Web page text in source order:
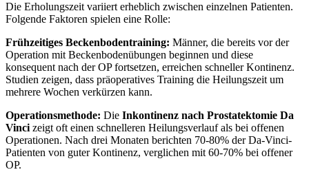
Die Erholungszeit variiert erheblich zwischen einzelnen Patienten.
Folgende Faktoren spielen eine Rolle:
Frühzeitiges Beckenbodentraining: Männer, die bereits vor der
Operation mit Beckenbodenübungen beginnen und diese
konsequent nach der OP fortsetzen, erreichen schneller Kontinenz.
Studien zeigen, dass präoperatives Training die Heilungszeit um
mehrere Wochen verkürzen kann.
Operationsmethode: Die Inkontinenz nach Prostatektomie Da
Vinci zeigt oft einen schnelleren Heilungsverlauf als bei offenen
Operationen. Nach drei Monaten berichten 70-80% der Da-Vinci-
Patienten von guter Kontinenz, verglichen mit 60-70% bei offener
OP.